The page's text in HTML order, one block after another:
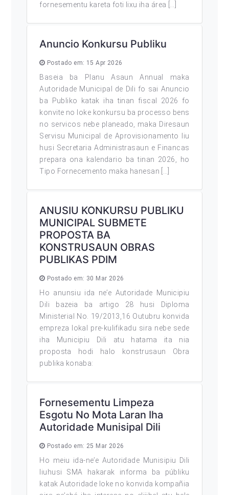
fornesementu kareta foti lixu iha área […]
Anuncio Konkursu Publiku
Postado em: 15 Apr 2026
Baseia ba Planu Asaun Annual maka
Autoridade Municipal de Dili fo sai Anuncio
ba Publiko katak iha tinan fiscal 2026 fo
konvite no loke konkursu ba processo bens
no servicos nebe planeado, maka Diresaun
Servisu Municipal de Aprovisionamento liu
husi Secretaria Administrasaun e Financas
prepara ona kalendario ba tinan 2026, ho
Tipo Fornecemento maka hanesan […]
ANUSIU KONKURSU PUBLIKU
MUNICIPAL SUBMETE
PROPOSTA BA
KONSTRUSAUN OBRAS
PUBLIKAS PDIM
Postado em: 30 Mar 2026
Ho anunsiu ida ne’e Autoridade Municipiu
Dili bazeia ba artigo 28 husi Diploma
Ministerial No. 19/2013,16 Outubru konvida
empreza lokal pre-kulifikadu sira nebe sede
iha Municipiu Dili atu hatama ita nia
proposta hodi halo konstrusaun Obra
publika konaba:
Fornesementu Limpeza
Esgotu No Mota Laran Iha
Autoridade Munisipal Dili
Postado em: 25 Mar 2026
Ho meiu ida-ne’e Autoridade Munisipiu Dili
liuhusi SMA hakarak informa ba públiku
katak Autoridade loke no konvida kompañia